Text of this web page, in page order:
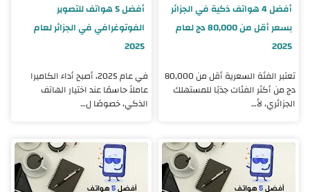
أفضل 4 هواتف ذكية في الجزائر
بسعر أقل من 80,000 دج لعام
2025
تعتبر الفئة السعرية أقل من 80,000
دج من أكثر الفئات جذبًا للمستهلك
الجزائري، لأ…
أفضل 5 هواتف للتصوير
الفوتوغرافي في الجزائر لعام
2025
في عام 2025، أصبح أداء الكاميرا
عاملاً حاسمًا عند اختيار الهاتف
الذكي، خصوصًا ل…